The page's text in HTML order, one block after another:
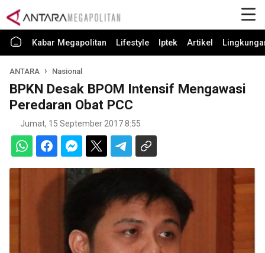
Kabar Megapolitan Lifestyle Iptek Artikel
ANTARA Nasional
BPKN Desak BPOM Intensif Mengawasi
Peredaran Obat PCC
Jumat, 15 September 2017 8:55